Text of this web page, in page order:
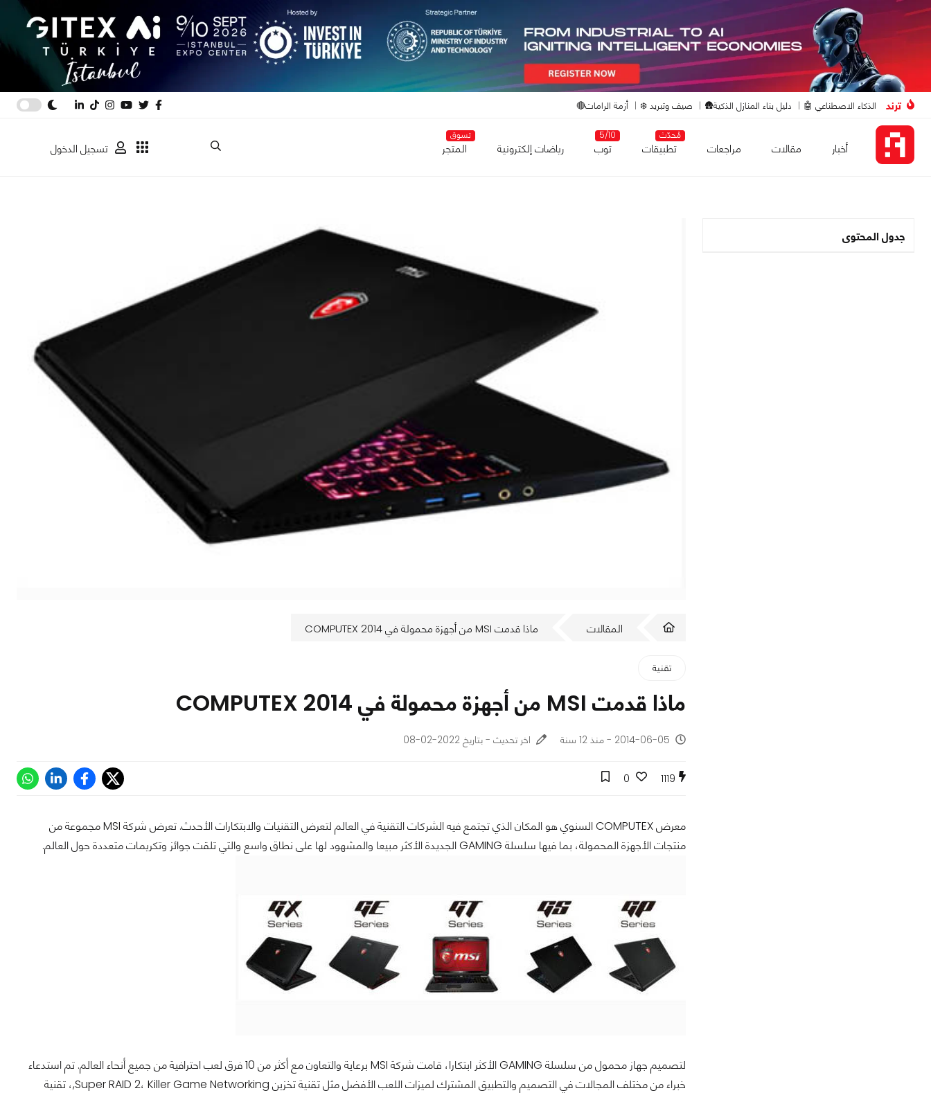
ترند الذكاء الاصطناعي 🤖 دليل بناء المنازل الذكية🛖 صيف وتبريد ❄️ أزمة الرامات🔴
أخبار مقالات مراجعات
مُحدّث
تطبيقات
5/10
توب رياضات إلكترونية
تسوق
المتجر تسجيل الدخول
جدول المحتوى
المقالات ماذا قدمت MSI من أجهزة محمولة في COMPUTEX 2014
تقنية
ماذا قدمت MSI من أجهزة محمولة في COMPUTEX 2014
2014-06-05 - منذ 12 سنة اخر تحديث - بتاريخ 2022-02-08
1119
0
معرض COMPUTEX السنوي هو المكان الذي تجتمع فيه الشركات التقنية في العالم لتعرض التقنيات والابتكارات الأحدث. تعرض شركة MSI مجموعة من
منتجات الأجهزة المحمولة، بما فيها سلسلة GAMING الجديدة الأكثر مبيعا والمشهود لها على نطاق واسع والتي تلقت جوائز وتكريمات متعددة حول العالم.
لتصميم جهاز محمول من سلسلة GAMING الأكثر ابتكارا، قامت شركة MSI برعاية والتعاون مع أكثر من 10 فرق لعب احترافية من جميع أنحاء العالم. تم استدعاء
خبراء من مختلف المجالات في التصميم والتطبيق المشترك لميزات اللعب الأفضل مثل تقنية تخزين Super RAID 2، Killer Game Networking,، تقنية